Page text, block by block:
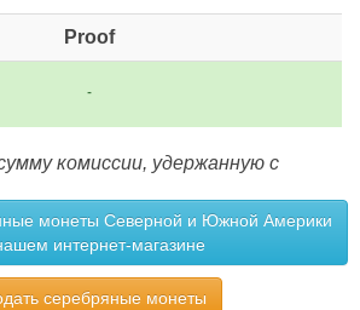
Proof
-
комиссии, удержанную с
монеты Северной и Южной Америки
интернет-магазине
серебряные монеты